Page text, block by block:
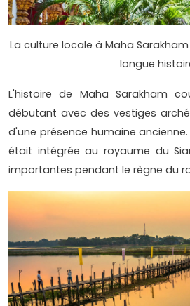
La culture locale à Maha
longue
L'histoire de Maha Sarakham
débutant avec des vestiges
d'une présence humaine ancienne.
était intégrée au royaume du
importantes pendant le règne du